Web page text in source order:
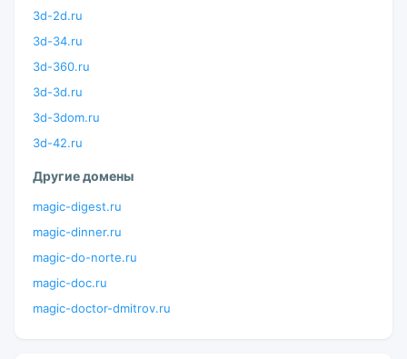
3d-2d.ru
3d-34.ru
3d-360.ru
3d-3d.ru
3d-3dom.ru
3d-42.ru
Другие домены
magic-digest.ru
magic-dinner.ru
magic-do-norte.ru
magic-doc.ru
magic-doctor-dmitrov.ru